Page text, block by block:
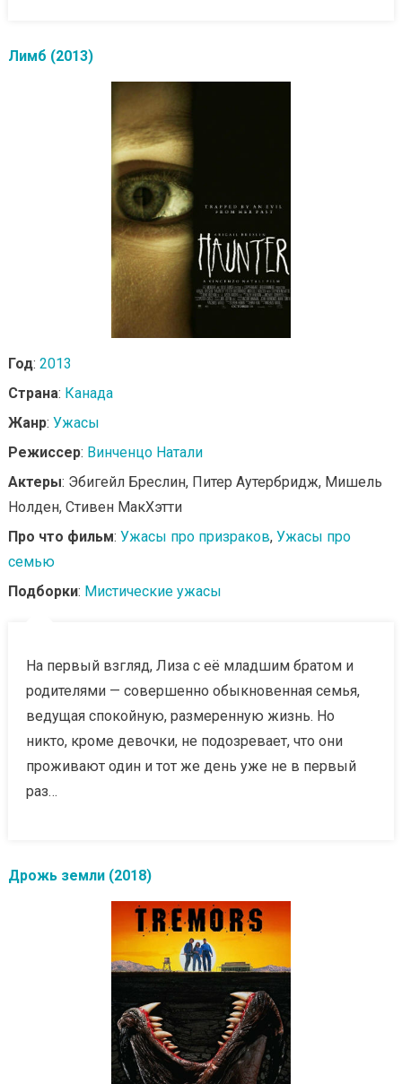
Лимб (2013)
Год: 2013
Страна: Канада
Жанр: Ужасы
Режиссер: Винченцо Натали
Актеры: Эбигейл Бреслин, Питер Аутербридж, Мишель
Нолден, Стивен МакХэтти
Про что фильм: Ужасы про призраков, Ужасы про
семью
Подборки: Мистические ужасы
На первый взгляд, Лиза с её младшим братом и
родителями — совершенно обыкновенная семья,
ведущая спокойную, размеренную жизнь. Но
никто, кроме девочки, не подозревает, что они
проживают один и тот же день уже не в первый
раз…
Дрожь земли (2018)